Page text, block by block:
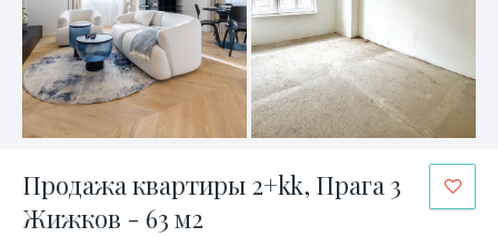
Продажа квартиры 2+kk, Прага 3
Жижков - 63 м2